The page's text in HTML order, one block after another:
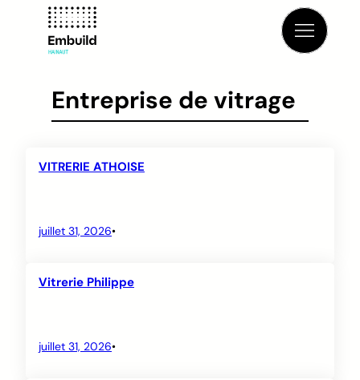
contenu
Entreprise de vitrage
VITRERIE ATHOISE
juillet 31, 2026•
Vitrerie Philippe
juillet 31, 2026•